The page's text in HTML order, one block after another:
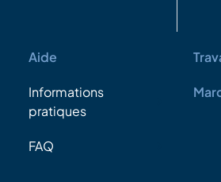
Aide
Informations
pratiques
FAQ